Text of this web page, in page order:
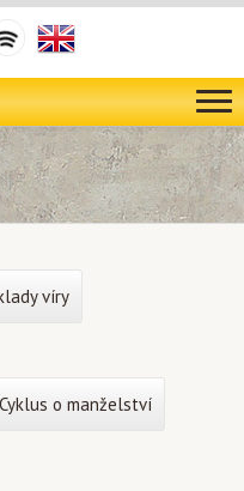
víry
Cyklus o manželství